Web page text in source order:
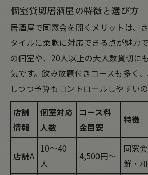
個室貸切居酒屋の特徴と選び方
居酒屋で同窓会を開くメリットは、
タイルに柔軟に対応できる点が魅力
の個室や、20人以上の大人数貸切に
気です。飲み放題付きコースも多く
しつつ予算もコントロールしやすいの
店舗
情報
個室対応
人数
コース料
金目安
特徴
店舗A
10～40
人
4,500円～
同窓
鮮・